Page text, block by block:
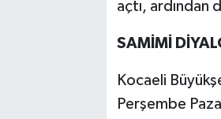
açtı, ardından
SAMİMİ
Kocaeli
Perşembe